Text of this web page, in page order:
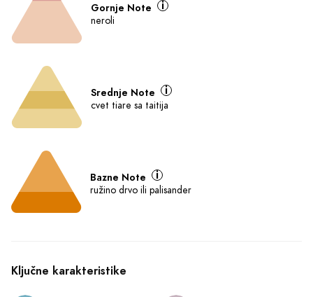
Gornje Note
neroli
Srednje Note
cvet tiare sa taitija
Bazne Note
ružino drvo ili palisander
Ključne karakteristike